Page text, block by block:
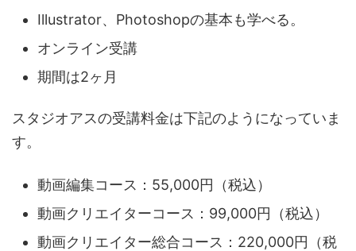
Illustrator、Photoshopの基本も学べる。
オンライン受講
期間は2ヶ月
スタジオアスの受講料金は下記のようになっていま
す。
動画編集コース：55,000円（税込）
動画クリエイターコース：99,000円（税込）
動画クリエイター総合コース：220,000円（税